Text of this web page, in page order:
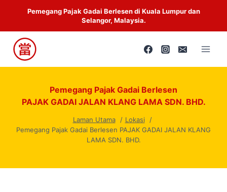
content
Pemegang Pajak Gadai Berlesen di Kuala Lumpur dan
Selangor, Malaysia.
Pemegang Pajak Gadai Berlesen
PAJAK GADAI JALAN KLANG LAMA SDN. BHD.
Laman Utama
Lokasi
Pemegang Pajak Gadai Berlesen PAJAK GADAI JALAN KLANG
LAMA SDN. BHD.